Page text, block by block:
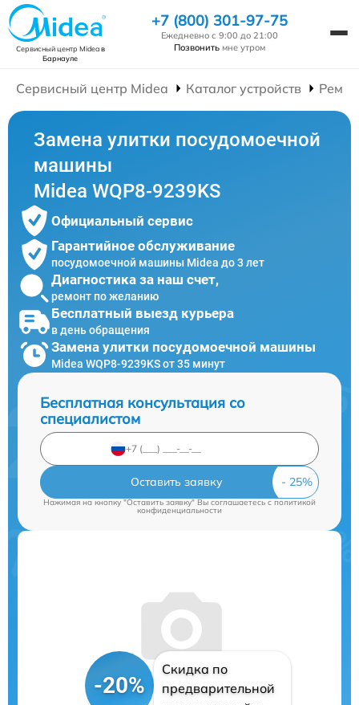
Сервисный центр Mideaв
Барнауле
+7 (800) 301-97-75
Ежедневно с 9:00 до 21:00
Позвонить мне утром
Сервисный центр Midea Каталог устройств
Замена улитки посудомоечной
машины
Midea WQP8-9239KS
Официальный сервис
Гарантийное обслуживание
посудомоечной машины Midea до 3 лет
Диагностика за наш счет,
ремонт по желанию
Бесплатный выезд курьера
в день обращения
Замена улитки посудомоечной машины
Midea WQP8-9239KS от 35 минут
Бесплатная консультация со
специалистом
Оставить заявку
Нажимая на кнопку "Оставить заявку" Вы соглашаетесь cполитикой
конфиденциальности
-20%
Скидка по
предварительной